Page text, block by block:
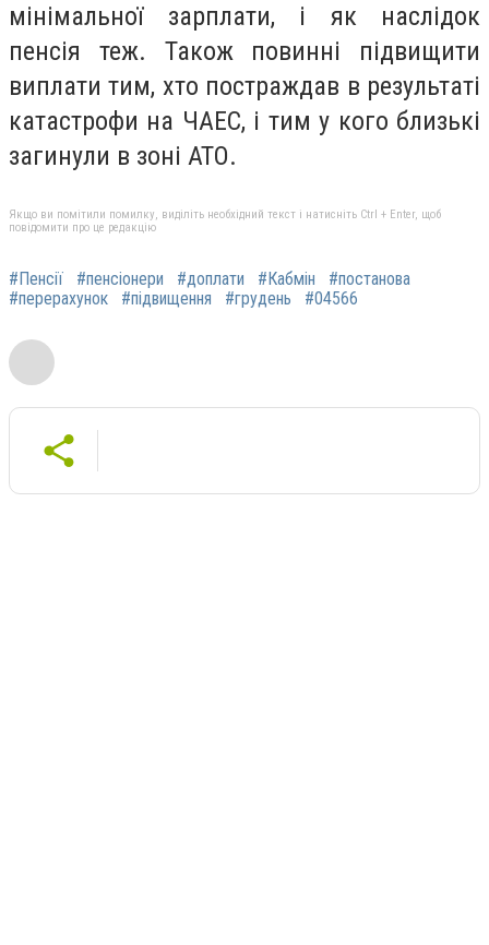
мінімальної зарплати, і як наслідок
пенсія теж. Також повинні підвищити
виплати тим, хто постраждав в результаті
катастрофи на ЧАЕС, і тим у кого близькі
загинули в зоні АТО.
Якщо ви помітили помилку, виділіть необхідний текст і натисніть Ctrl + Enter, щоб
повідомити про це редакцію
#Пенсії #пенсіонери #доплати #Кабмін
#постанова
#перерахунок
#підвищення #грудень #04566